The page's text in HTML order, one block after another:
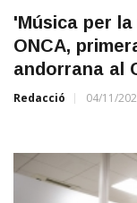
'Música per
ONCA,
andorrana al
Redacció 04/11/